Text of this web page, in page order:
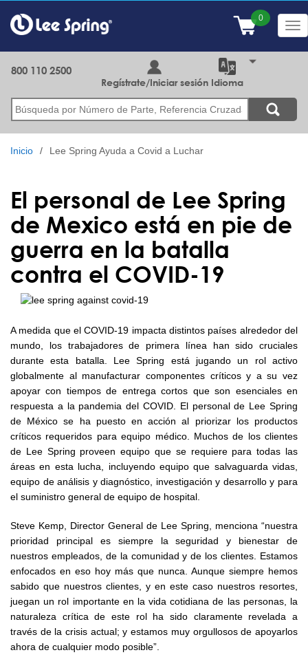
contenido
principal
Buscar
800 110 2500
Regístrate/Iniciar sesiónIdioma
Inicio Lee Spring Ayuda a Covid a Luchar
El personal de Lee Spring
de Mexico está en pie de
guerra en la batalla
contra el COVID-19
A medida que el COVID-19 impacta distintos países alrededor del
mundo, los trabajadores de primera línea han sido cruciales
durante esta batalla. Lee Spring está jugando un rol activo
globalmente al manufacturar componentes críticos y a su vez
apoyar con tiempos de entrega cortos que son esenciales en
respuesta a la pandemia del COVID. El personal de Lee Spring
de México se ha puesto en acción al priorizar los productos
críticos requeridos para equipo médico. Muchos de los clientes
de Lee Spring proveen equipo que se requiere para todas las
áreas en esta lucha, incluyendo equipo que salvaguarda vidas,
equipo de análisis y diagnóstico, investigación y desarrollo y para
el suministro general de equipo de hospital.
Steve Kemp, Director General de Lee Spring, menciona “nuestra
prioridad principal es siempre la seguridad y bienestar de
nuestros empleados, de la comunidad y de los clientes. Estamos
enfocados en eso hoy más que nunca. Aunque siempre hemos
sabido que nuestros clientes, y en este caso nuestros resortes,
juegan un rol importante en la vida cotidiana de las personas, la
naturaleza crítica de este rol ha sido claramente revelada a
través de la crisis actual; y estamos muy orgullosos de apoyarlos
ahora de cualquier modo posible”.